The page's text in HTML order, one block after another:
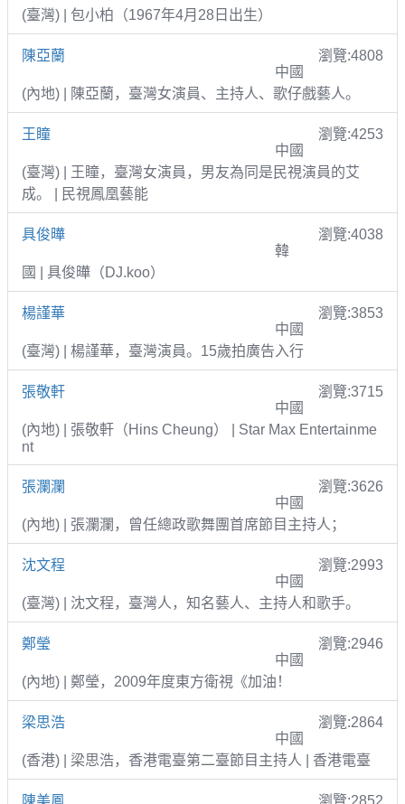
(臺灣) | 包小柏（1967年4月28日出生）
陳亞蘭
瀏覽:4808
中國
(內地) | 陳亞蘭，臺灣女演員、主持人、歌仔戲藝人。
王瞳
瀏覽:4253
中國
(臺灣) | 王瞳，臺灣女演員，男友為同是民視演員的艾
成。 | 民視鳳凰藝能
具俊曄
瀏覽:4038
韓
國 | 具俊曄（DJ.koo）
楊謹華
瀏覽:3853
中國
(臺灣) | 楊謹華，臺灣演員。15歲拍廣告入行
張敬軒
瀏覽:3715
中國
(內地) | 張敬軒（Hins Cheung） | Star Max Entertainme
nt
張瀾瀾
瀏覽:3626
中國
(內地) | 張瀾瀾，曾任總政歌舞團首席節目主持人；
沈文程
瀏覽:2993
中國
(臺灣) | 沈文程，臺灣人，知名藝人、主持人和歌手。
鄭瑩
瀏覽:2946
中國
(內地) | 鄭瑩，2009年度東方衛視《加油！
梁思浩
瀏覽:2864
中國
(香港) | 梁思浩，香港電臺第二臺節目主持人 | 香港電臺
陳美鳳
瀏覽:2852